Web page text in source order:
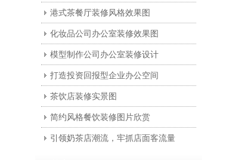
港式茶餐厅装修风格效果图
化妆品公司办公室装修效果图
模型制作公司办公室装修设计
打造投资回报型企业办公空间
茶饮店装修实景图
简约风格餐饮装修图片欣赏
引领奶茶店潮流，牢抓店面客流量